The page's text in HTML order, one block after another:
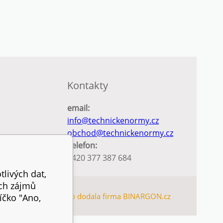
Kontakty
email:
info@technickenormy.cz
obchod@technickenormy.cz
Telefon:
+420 377 387 684
Tento eshop dodala firma BINARGON.cz
dat,
zájmů
"Ano,